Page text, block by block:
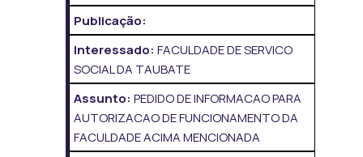
Publicação:
Interessado: FACULDADE DE SERVICO
SOCIAL DA TAUBATE
Assunto: PEDIDO DE INFORMACAO PARA
AUTORIZACAO DE FUNCIONAMENTO DA
FACULDADE ACIMA MENCIONADA